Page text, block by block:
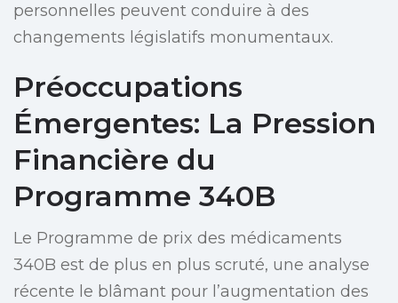
personnelles peuvent conduire à des
changements législatifs monumentaux.
Préoccupations
Émergentes: La Pression
Financière du
Programme 340B
Le Programme de prix des médicaments
340B est de plus en plus scruté, une analyse
récente le blâmant pour l’augmentation des